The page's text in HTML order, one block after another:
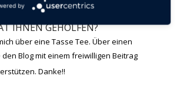
IHNEN GEHOLFEN?
über eine Tasse Tee. Über einen
den Blog mit einem freiwilligen Beitrag
Danke!!
by